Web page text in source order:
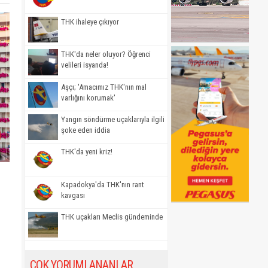
THK ihaleye çıkıyor
THK'da neler oluyor? Öğrenci
velileri isyanda!
Aşçı; 'Amacımız THK'nın mal
varlığını korumak'
Yangın söndürme uçaklarıyla ilgili
şoke eden iddia
THK'da yeni kriz!
Kapadokya'da THK'nın rant
kavgası
THK uçakları Meclis gündeminde